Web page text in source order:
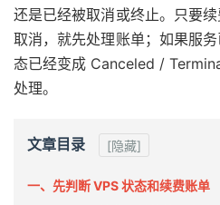
还是已经被取消或终止。只要
取消，就先处理账单；如果服
态已经变成 Canceled /
处理。
文章目录 [隐藏]
一、先判断 VPS 状态和续费账单